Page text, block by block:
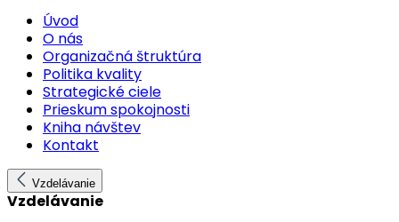
Úvod
O nás
Organizačná štruktúra
Politika kvality
Strategické ciele
Prieskum spokojnosti
Kniha návštev
Kontakt
Vzdelávanie
Vzdelávanie